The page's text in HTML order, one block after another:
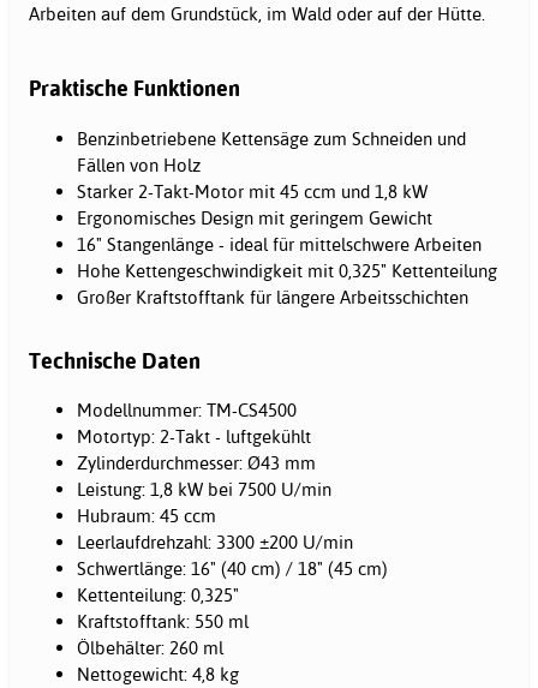
Arbeiten auf dem Grundstück, im Wald oder auf der Hütte.
Praktische Funktionen
Benzinbetriebene Kettensäge zum Schneiden und
Fällen von Holz
Starker 2-Takt-Motor mit 45 ccm und 1,8 kW
Ergonomisches Design mit geringem Gewicht
16" Stangenlänge - ideal für mittelschwere Arbeiten
Hohe Kettengeschwindigkeit mit 0,325" Kettenteilung
Großer Kraftstofftank für längere Arbeitsschichten
Technische Daten
Modellnummer: TM-CS4500
Motortyp: 2-Takt - luftgekühlt
Zylinderdurchmesser: Ø43 mm
Leistung: 1,8 kW bei 7500 U/min
Hubraum: 45 ccm
Leerlaufdrehzahl: 3300 ±200 U/min
Schwertlänge: 16" (40 cm) / 18" (45 cm)
Kettenteilung: 0,325"
Kraftstofftank: 550 ml
Ölbehälter: 260 ml
Nettogewicht: 4,8 kg